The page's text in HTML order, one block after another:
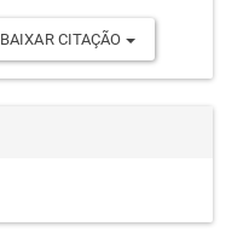
BAIXAR CITAÇÃO